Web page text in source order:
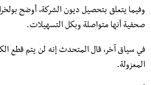
وفيما يتعلق بتحصيل ديون الشركة، أوضح
صحفية أنها متواصلة وبكل التسهيلات.
في سياق آخر، قال المتحدث إنه لن يتم قطع
المعزولة.